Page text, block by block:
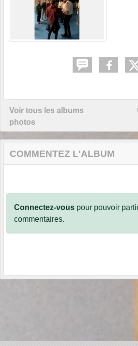
Voir tous les albums
photos
COMMENTEZ L'ALBUM
Connectez-vous pour pouvoir
commentaires.